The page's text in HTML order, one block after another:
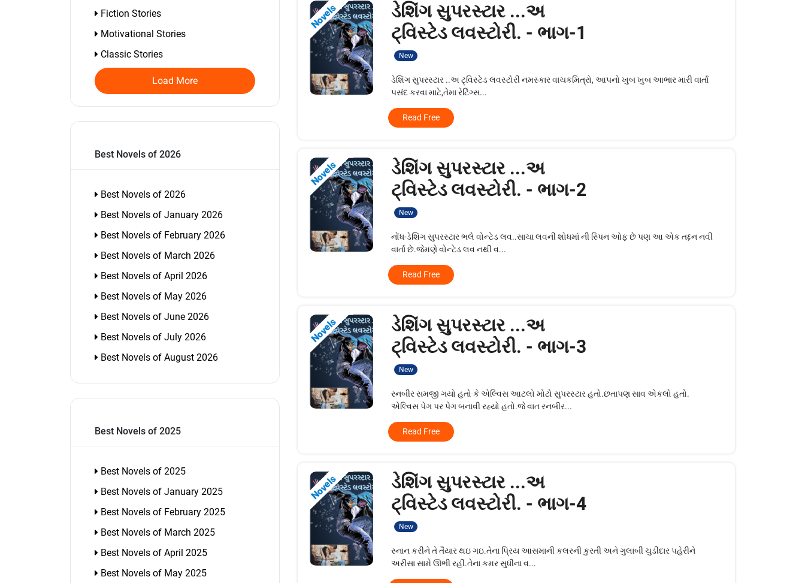
Fiction Stories
Motivational Stories
Classic Stories
Load More
Best Novels of 2026
Best Novels of 2026
Best Novels of January 2026
Best Novels of February 2026
Best Novels of March 2026
Best Novels of April 2026
Best Novels of May 2026
Best Novels of June 2026
Best Novels of July 2026
Best Novels of August 2026
Best Novels of 2025
Best Novels of 2025
Best Novels of January 2025
Best Novels of February 2025
Best Novels of March 2025
Best Novels of April 2025
Best Novels of May 2025
Novels
ડેશિંગ સુપરસ્ટાર ...અ
ટ્વિસ્ટેડ લવસ્ટોરી. - ભાગ-1
New
ડેશિંગ સુપરસ્ટાર ..અ ટ્વિસ્ટેડ લવસ્ટોરી નમસ્કાર વાચકમિત્રો, આપનો ખુબ ખુબ આભાર મારી વાર્તા
પસંદ કરવા માટે,તેમા રેટિંગ્સ...
Read Free
Novels
ડેશિંગ સુપરસ્ટાર ...અ
ટ્વિસ્ટેડ લવસ્ટોરી. - ભાગ-2
New
નોંધ-ડેશિંગ સુપરસ્ટાર ભલે વોન્ટેડ લવ..સાચા લવની શોધમાં ની સ્પિન ઓફ છે પણ આ એક તદ્દન નવી
વાર્તા છે.જેમણે વોન્ટેડ લવ નથી વ...
Read Free
Novels
ડેશિંગ સુપરસ્ટાર ...અ
ટ્વિસ્ટેડ લવસ્ટોરી. - ભાગ-3
New
રનબીર સમજી ગયો હતો કે એલ્વિસ આટલો મોટો સુપરસ્ટાર હતો.છતાપણ સાવ એકલો હતો.
એલ્વિસ પેગ પર પેગ બનાવી રહ્યો હતો.જે વાત રનબીર...
Read Free
Novels
ડેશિંગ સુપરસ્ટાર ...અ
ટ્વિસ્ટેડ લવસ્ટોરી. - ભાગ-4
New
સ્નાન કરીને તે તૈયાર થઇ ગઇ.તેના પ્રિય આસમાની કલરની કુરતી અને ગુલાબી ચુડીદાર પહેરીને
અરીસા સામે ઊભી રહી.તેના કમર સુધીના વ...